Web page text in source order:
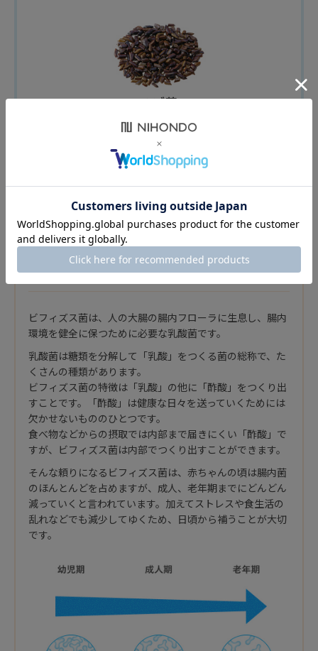
ハブ茶
エビスグサというマメ科の一年草の種子（決明
子）が原料のお茶。
〜Health Care column〜
ビフィズス菌と乳酸菌の違い
ビフィズス菌は、人の大腸の腸内フローラに生息し、腸内
環境を健全に保つために必要な乳酸菌です。
乳酸菌は糖類を分解して「乳酸」をつくる菌の総称で、た
くさんの種類があります。
ビフィズス菌の特徴は「乳酸」の他に「酢酸」をつくり出
すことです。「酢酸」は健康な日々を送っていくためには
欠かせないもののひとつです。
食べ物などからの摂取では内部まで届きにくい「酢酸」で
すが、ビフィズス菌は内部でつくり出すことができます。
そんな頼りになるビフィズス菌は、赤ちゃんの頃は腸内菌
のほんとんどを占めますが、成人、老年期までにどんどん
減っていくと言われています。加えてストレスや食生活の
乱れなどでも減少してゆくため、日頃から補うことが大切
です。